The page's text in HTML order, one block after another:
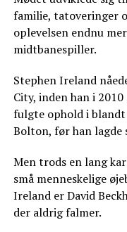
familie, tatoveringer
oplevelsen endnu
midtbanespiller.
Stephen Ireland
City, inden han i
fulgte ophold i blandt
Bolton, før han lagde
Men trods en lang
små menneskelige
Ireland er David
der aldrig falmer.